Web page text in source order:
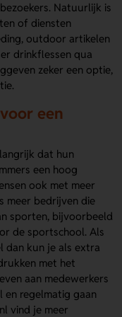
Natuurlijk is
of diensten
outdoor artikelen
drinkflessen qua
zeker een optie,
een
dat hun
een hoog
ook met meer
meer bedrijven die
sporten, bijvoorbeeld
de sportschool. Als
dan kun je als extra
met het
aan medewerkers
en regelmatig gaan
vind je meer